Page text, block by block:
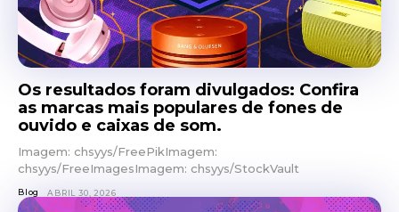
Os resultados foram divulgados: Confira
as marcas mais populares de fones de
ouvido e caixas de som.
Imagem: chsyys/FreePikImagem:
chsyys/FreeImagesImagem: chsyys/StockVault
Blog ABRIL 30, 2026